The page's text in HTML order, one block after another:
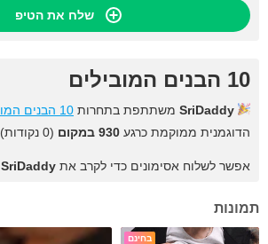
שלח את הטיפ
10 הבנים המובילים
SriDaddy משתתפת בתחרות 10 הבנים המובילים
הדוגמנית ממוקמת כרגע 930 במקום (0 נקודות).
אפשר לשלוח אסימונים כדי לקרב את SriDaddy
תמונות
בחינם